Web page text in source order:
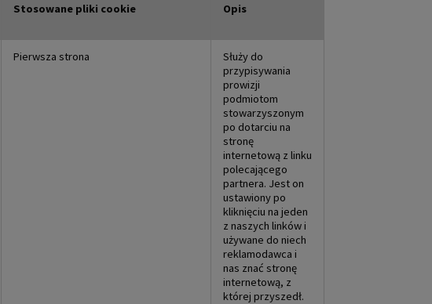
Stosowane pliki cookie Opis
Pierwsza strona
Służy do
przypisywania
prowizji
podmiotom
stowarzyszonym
po dotarciu na
stronę
internetową z linku
polecającego
partnera. Jest on
ustawiony po
kliknięciu na jeden
z naszych linków i
używane do niech
reklamodawca i
nas znać stronę
internetową, z
której przyszedł.